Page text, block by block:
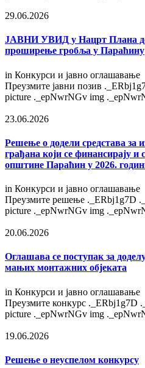
29.06.2026
ЈАВНИ УВИД у Нацрт Плана
проширење гробља у Параћину
in Конкурси и јавно оглашавање
Преузмите јавни позив
picture ._epNwrNGv img
23.06.2026
Решење o додели средстава за
грађана који се финансирају и
општине Параћин у 2026.
in Конкурси и јавно оглашавање
Преузмите решење ._ERbj1g7D
picture ._epNwrNGv img
20.06.2026
Оглашава се поступак за
мањих монтажних објеката
in Конкурси и јавно оглашавање
Преузмите конкурс ._ERbj1g7D
picture ._epNwrNGv img
19.06.2026
Решење о неуспелом конкурсу